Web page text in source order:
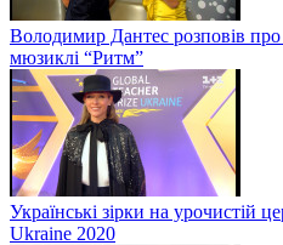
Володимир Дантес розповів про
мюзиклі “Ритм”
Українські зірки на урочистій
Ukraine 2020